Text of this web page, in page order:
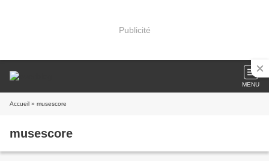
Publicité
MENU
Accueil » musescore
musescore